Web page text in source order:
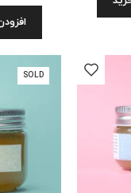
SOLD